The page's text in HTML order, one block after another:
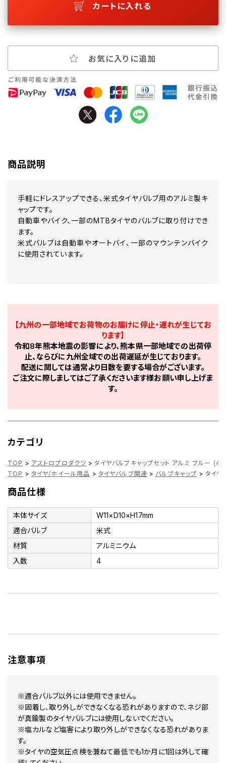
カートに入れる
お気に入りに追加
商品説明
手軽にドレスアップできる、米式タイヤバルブ用のアルミ製キ
ャップです。
自動車やバイク、一部のMTBタイヤのバルブに取り付けでき
ます。
米式バルブは自動車やオートバイ、一部のマウンテンバイク
に使用されています。
【九州の一部地域でお荷物のお届けに停止・遅れが生じてお
ります】
令和8年熊本地震の影響により、熊本県一部地域での出荷停
止、ならびに九州全域での出荷遅延が生じております。
配送に関しては通常より日数を要する場合がございます。
ご注文に際しましてはご了承くださいます様お願い申し上げま
す。
カテゴリ
TOP > アストロプロダクツ > タイヤバルブキャップセット アルミ ブルー (4
TOP > タイヤ/ホイール用品 > タイヤバルブ関連 > バルブキャップ > タイヤ
商品仕様
本体サイズ
W11×D10×H17mm
適合バルブ
米式
材質
アルミニウム
入数
4
注意事項
※適合バルブ以外には使用できません。
※固着し、取り外しができなくなる恐れがありますので、ネジ部
が真鍮製のタイヤバルブには使用しないでください。
※塩カルなど塩害により取り外しができなくなる恐れがありま
す。
※タイヤの空気圧点検を兼ねて最低でも1か月に1回は外して確